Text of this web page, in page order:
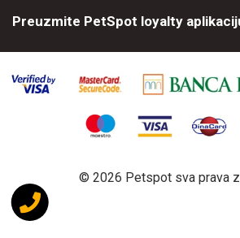
Preuzmite PetSpot loyalty
© 2026 Petspot sva prava